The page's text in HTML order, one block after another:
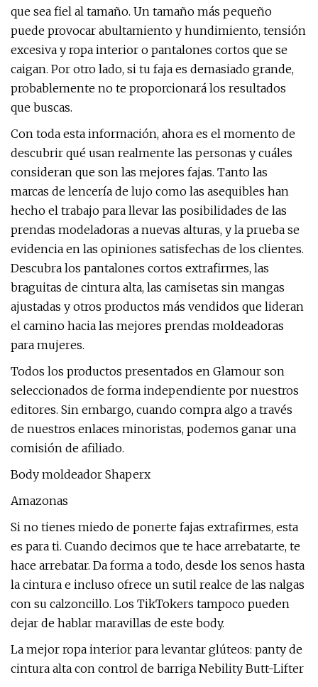
que sea fiel al tamaño. Un tamaño más pequeño
puede provocar abultamiento y hundimiento, tensión
excesiva y ropa interior o pantalones cortos que se
caigan. Por otro lado, si tu faja es demasiado grande,
probablemente no te proporcionará los resultados
que buscas.
Con toda esta información, ahora es el momento de
descubrir qué usan realmente las personas y cuáles
consideran que son las mejores fajas. Tanto las
marcas de lencería de lujo como las asequibles han
hecho el trabajo para llevar las posibilidades de las
prendas modeladoras a nuevas alturas, y la prueba se
evidencia en las opiniones satisfechas de los clientes.
Descubra los pantalones cortos extrafirmes, las
braguitas de cintura alta, las camisetas sin mangas
ajustadas y otros productos más vendidos que lideran
el camino hacia las mejores prendas moldeadoras
para mujeres.
Todos los productos presentados en Glamour son
seleccionados de forma independiente por nuestros
editores. Sin embargo, cuando compra algo a través
de nuestros enlaces minoristas, podemos ganar una
comisión de afiliado.
Body moldeador Shaperx
Amazonas
Si no tienes miedo de ponerte fajas extrafirmes, esta
es para ti. Cuando decimos que te hace arrebatarte, te
hace arrebatar. Da forma a todo, desde los senos hasta
la cintura e incluso ofrece un sutil realce de las nalgas
con su calzoncillo. Los TikTokers tampoco pueden
dejar de hablar maravillas de este body.
La mejor ropa interior para levantar glúteos: panty de
cintura alta con control de barriga Nebility Butt-Lifter